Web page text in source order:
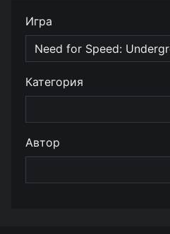
Игра
Категория
Автор